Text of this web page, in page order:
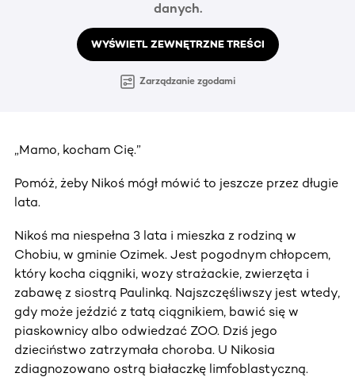
danych.
WYŚWIETL ZEWNĘTRZNE TREŚCI
Zarządzanie zgodami
„Mamo, kocham Cię.”
Pomóż, żeby Nikoś mógł mówić to jeszcze przez długie
lata.
Nikoś ma niespełna 3 lata i mieszka z rodziną w
Chobiu, w gminie Ozimek. Jest pogodnym chłopcem,
który kocha ciągniki, wozy strażackie, zwierzęta i
zabawę z siostrą Paulinką. Najszczęśliwszy jest wtedy,
gdy może jeździć z tatą ciągnikiem, bawić się w
piaskownicy albo odwiedzać ZOO. Dziś jego
dzieciństwo zatrzymała choroba. U Nikosia
zdiagnozowano ostrą białaczkę limfoblastyczną.